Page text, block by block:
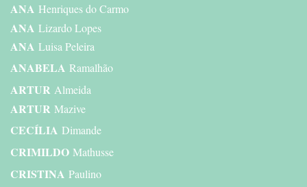
ANA Henriques do Carmo
ANA Lizardo Lopes
ANA Luisa Peleira
ANABELA Ramalhão
ARTUR Almeida
ARTUR Mazive
CECÍLIA Dimande
CRIMILDO Mathusse
CRISTINA Paulino